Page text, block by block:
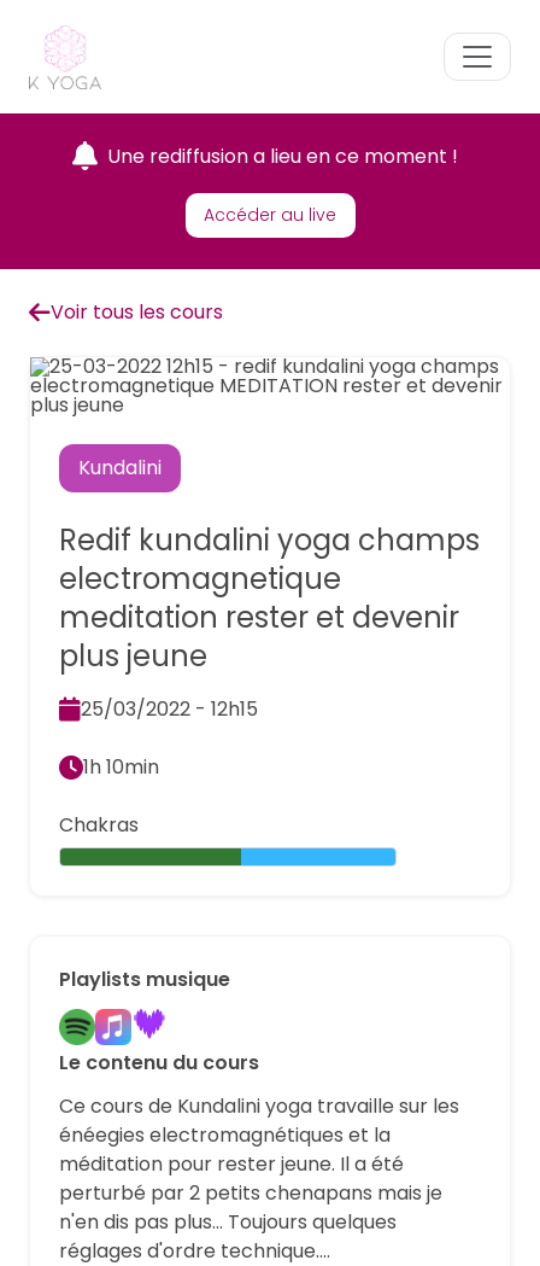
Une rediffusion a lieu en ce moment !
Accéder au live
Voir tous les cours
Kundalini
Chakras
Redif kundalini yoga champs
electromagnetique
meditation rester et devenir
plus jeune
25/03/2022 - 12h15
1h 10min
Playlists musique
Le contenu du cours
Ce cours de Kundalini yoga travaille sur les
énéegies electromagnétiques et la
méditation pour rester jeune. Il a été
perturbé par 2 petits chenapans mais je
n'en dis pas plus... Toujours quelques
réglages d'ordre technique....